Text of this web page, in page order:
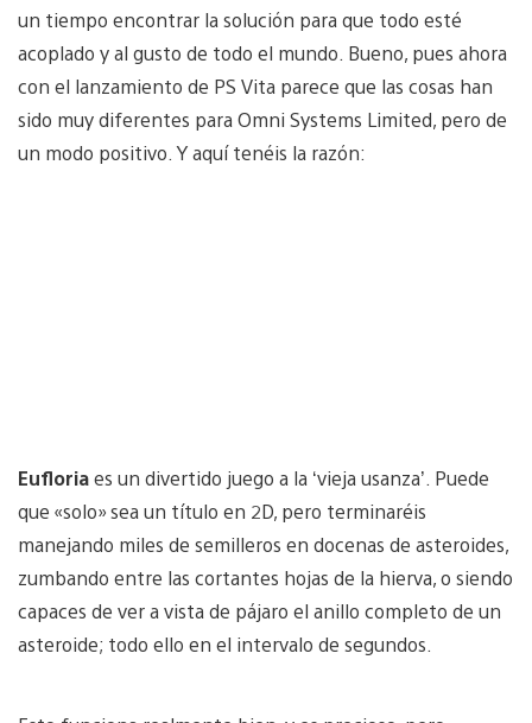
un tiempo encontrar la solución para que todo esté
acoplado y al gusto de todo el mundo. Bueno, pues ahora
con el lanzamiento de PS Vita parece que las cosas han
sido muy diferentes para Omni Systems Limited, pero de
un modo positivo. Y aquí tenéis la razón:
Eufloriaes un divertido juego a la ‘vieja usanza’. Puede
que «solo» sea un título en 2D, pero terminaréis
manejando miles de semilleros en docenas de asteroides,
zumbando entre las cortantes hojas de la hierva, o siendo
capaces de ver a vista de pájaro el anillo completo de un
asteroide; todo ello en el intervalo de segundos.